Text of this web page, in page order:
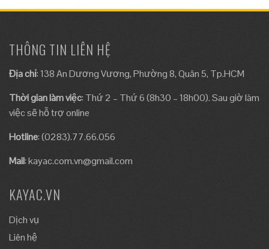
THÔNG TIN LIÊN HỆ
Địa chỉ: 138 An Dương Vương, Phường 8, Quân 5, Tp.HCM
Thời gian làm việc: Thứ 2 – Thứ 6 (8h30 – 18h00). Sau giờ làm
việc sẽ hỗ trợ online
Hotline: (0283).77.66.056
Mail:kayac.com.vn@gmail.com
KAYAC.VN
Dịch vụ
Liên hệ